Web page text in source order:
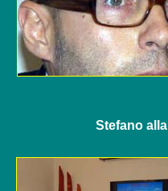
Stefano